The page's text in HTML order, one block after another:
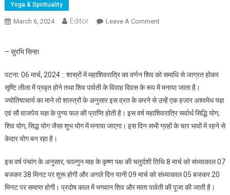
Yoga & Spirituality
March 6, 2024 Editor Leave A CommentOn महाशिवरात्रि के दिन
– सुरभि सिन्हा
पटना: 06 मार्च, 2024 :: शास्रों में महाशिवरात्रि का वर्णन शिव को समाधि से जाग्रत होकर
सृष्टि लीला में प्रवृत होने तथा शिव पार्वती के विवाह दिवस के रूप में मनाया जाता है।
ज्योतिषाचार्य का माने तो शास्त्रों के अनुसार इस व्रत के करने से उन्हें एक हजार अश्वमेध यज्ञ
एवं सौ वाजपेय यज्ञ के पुण्य फल की प्राप्ति होती है। इस वर्ष महाशिवरात्रि सर्वार्थ सिद्धि योग,
शिव योग, सिद्ध योग जैसा शुभ योग में मनाया जाएगा। इस दिन सभी ग्रहों के चार भावों में रहने से
केदार योग बन रहा है।
इस वर्ष पंचांग के अनुसार, फाल्गुन माह के कृष्ण पक्ष की चतुर्दशी तिथि 8 मार्च को संध्याकाल 07
बजकर 38 मिनट पर शुरू होगी और अगले दिन यानी 09 मार्च को संध्याकाल 05 बजकर 20
मिनट पर समाप्त होगी। प्रदोष काल में भगवान शिव और माता पार्वती की पूजा की जाती है।